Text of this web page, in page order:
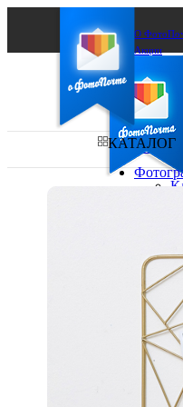
О
Акции
Сделаем
Бизнесу
FAQ
Франшиза
Оплата и
Выберите
КАТАЛОГ
в